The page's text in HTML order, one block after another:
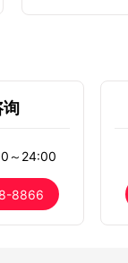
询
～24:00
8866